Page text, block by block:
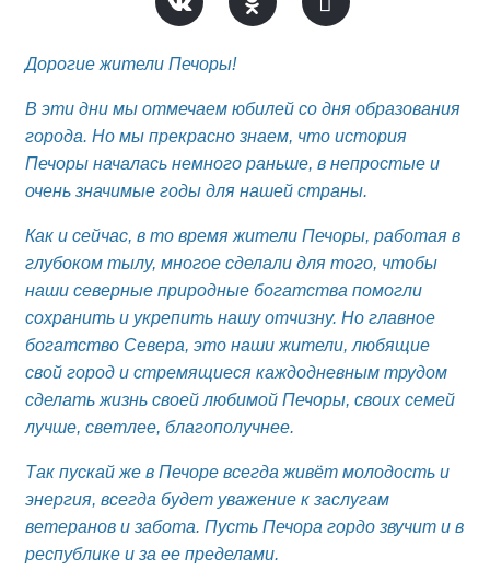
Дорогие жители Печоры!
В эти дни мы отмечаем юбилей со дня образования
города. Но мы прекрасно знаем, что история
Печоры началась немного раньше, в непростые и
очень значимые годы для нашей страны.
Как и сейчас, в то время жители Печоры, работая в
глубоком тылу, многое сделали для того, чтобы
наши северные природные богатства помогли
сохранить и укрепить нашу отчизну. Но главное
богатство Севера, это наши жители, любящие
свой город и стремящиеся каждодневным трудом
сделать жизнь своей любимой Печоры, своих семей
лучше, светлее, благополучнее.
Так пускай же в Печоре всегда живёт молодость и
энергия, всегда будет уважение к заслугам
ветеранов и забота. Пусть Печора гордо звучит и в
республике и за ее пределами.